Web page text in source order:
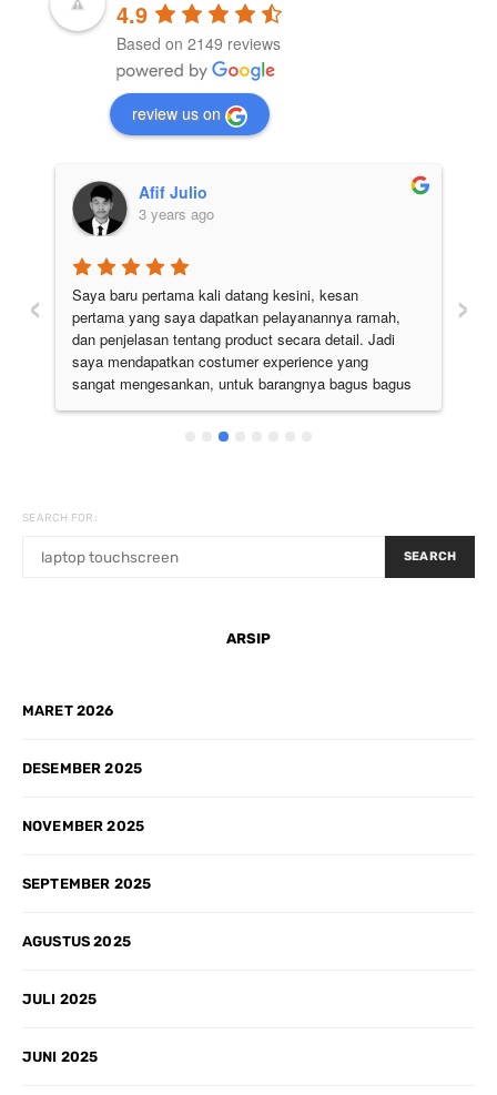
4.9
Based on 2149 reviews
review us on
Afif Julio
3 years ago
Saya baru pertama kali datang kesini, kesan
pertama yang saya dapatkan pelayanannya ramah,
dan penjelasan tentang product secara detail. Jadi
saya mendapatkan costumer experience yang
sangat mengesankan, untuk barangnya bagus bagus
semua. Pokoknya the best deh
‹ ›
SEARCH FOR:
SEARCH
ARSIP
MARET 2026
DESEMBER 2025
NOVEMBER 2025
SEPTEMBER 2025
AGUSTUS 2025
JULI 2025
JUNI 2025